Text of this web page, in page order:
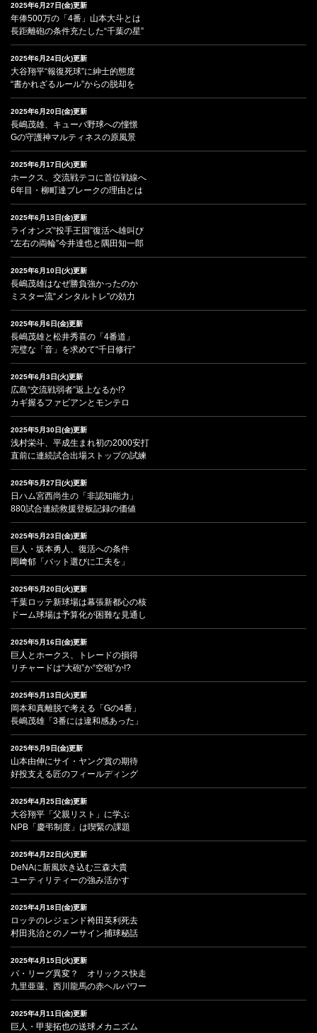
2025年6月27日(金)更新
年俸500万の「4番」山本大斗とは
長距離砲の条件充たした“千葉の星”
2025年6月24日(火)更新
大谷翔平“報復死球”に紳士的態度
“書かれざるルール”からの脱却を
2025年6月20日(金)更新
長嶋茂雄、キューバ野球への憧憬
Gの守護神マルティネスの原風景
2025年6月17日(火)更新
ホークス、交流戦テコに首位戦線へ
6年目・柳町達ブレークの理由とは
2025年6月13日(金)更新
ライオンズ“投手王国”復活へ雄叫び
“左右の両輪”今井達也と隅田知一郎
2025年6月10日(火)更新
長嶋茂雄はなぜ勝負強かったのか
ミスター流“メンタルトレ”の効力
2025年6月6日(金)更新
長嶋茂雄と松井秀喜の「4番道」
完璧な「音」を求めて“千日修行”
2025年6月3日(火)更新
広島“交流戦弱者”返上なるか!?
カギ握るファビアンとモンテロ
2025年5月30日(金)更新
浅村栄斗、平成生まれ初の2000安打
直前に連続試合出場ストップの試練
2025年5月27日(火)更新
日ハム宮西尚生の「非認知能力」
880試合連続救援登板記録の価値
2025年5月23日(金)更新
巨人・坂本勇人、復活への条件
岡﨑郁「バット選びに工夫を」
2025年5月20日(火)更新
千葉ロッテ新球場は幕張新都心の核
ドーム球場は予算化が困難な見通し
2025年5月16日(金)更新
巨人とホークス、トレードの損得
リチャードは“大砲”か“空砲”か!?
2025年5月13日(火)更新
岡本和真離脱で考える「Gの4番」
長嶋茂雄「3番には違和感あった」
2025年5月9日(金)更新
山本由伸にサイ・ヤング賞の期待
好投支える匠のフィールディング
2025年4月25日(金)更新
大谷翔平「父親リスト」に学ぶ
NPB「慶弔制度」は喫緊の課題
2025年4月22日(火)更新
DeNAに新風吹き込む三森大貴
ユーティリティーの強み活かす
2025年4月18日(金)更新
ロッテのレジェンド袴田英利死去
村田兆治とのノーサイン捕球秘話
2025年4月15日(火)更新
パ・リーグ異変？ オリックス快走
九里亜蓮、西川龍馬の赤ヘルパワー
2025年4月11日(金)更新
巨人・甲斐拓也の送球メカニズム